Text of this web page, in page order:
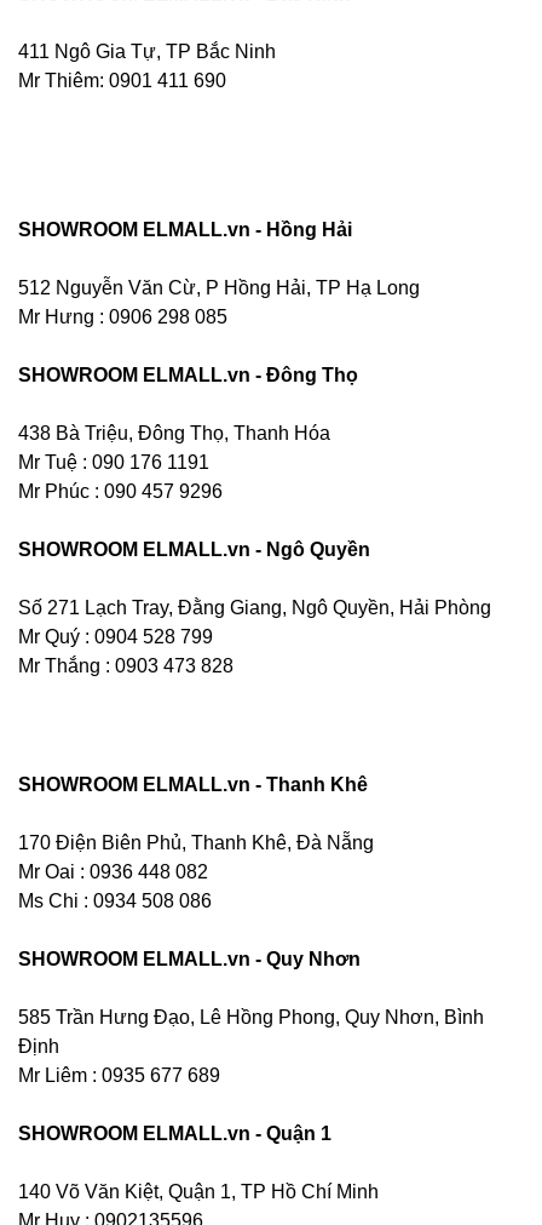
411 Ngô Gia Tự, TP Bắc Ninh
Mr Thiêm: 0901 411 690
SHOWROOM ELMALL.vn - Hồng Hải
512 Nguyễn Văn Cừ, P Hồng Hải, TP Hạ Long
Mr Hưng : 0906 298 085
SHOWROOM ELMALL.vn - Đông Thọ
438 Bà Triệu, Đông Thọ, Thanh Hóa
Mr Tuệ : 090 176 1191
Mr Phúc : 090 457 9296
SHOWROOM ELMALL.vn - Ngô Quyền
Số 271 Lạch Tray, Đằng Giang, Ngô Quyền, Hải Phòng
Mr Quý : 0904 528 799
Mr Thắng : 0903 473 828
SHOWROOM ELMALL.vn - Thanh Khê
170 Điện Biên Phủ, Thanh Khê, Đà Nẵng
Mr Oai : 0936 448 082
Ms Chi : 0934 508 086
SHOWROOM ELMALL.vn - Quy Nhơn
585 Trần Hưng Đạo, Lê Hồng Phong, Quy Nhơn, Bình
Định
Mr Liêm : 0935 677 689
SHOWROOM ELMALL.vn - Quận 1
140 Võ Văn Kiệt, Quận 1, TP Hồ Chí Minh